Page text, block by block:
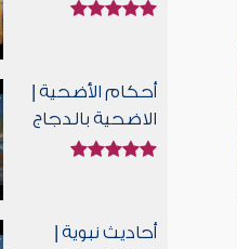
أحكام الأضحية |
الاضحية بالدجاج
أحاديث نبوية |